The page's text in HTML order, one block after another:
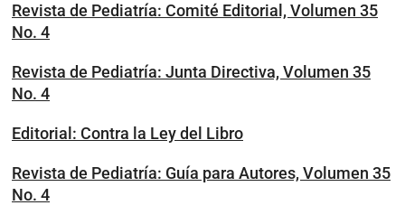
Revista de Pediatría: Comité Editorial, Volumen 35
No. 4
Revista de Pediatría: Junta Directiva, Volumen 35
No. 4
Editorial: Contra la Ley del Libro
Revista de Pediatría: Guía para Autores, Volumen 35
No. 4